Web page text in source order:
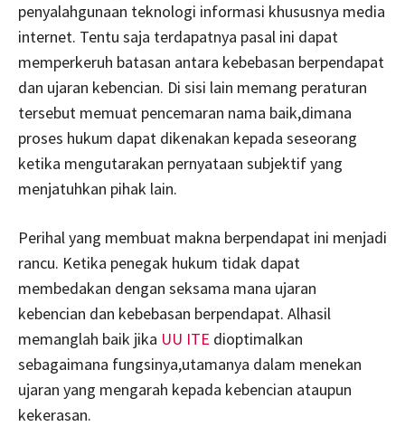
penyalahgunaan teknologi informasi khususnya media
internet. Tentu saja terdapatnya pasal ini dapat
memperkeruh batasan antara kebebasan berpendapat
dan ujaran kebencian. Di sisi lain memang peraturan
tersebut memuat pencemaran nama baik,dimana
proses hukum dapat dikenakan kepada seseorang
ketika mengutarakan pernyataan subjektif yang
menjatuhkan pihak lain.
Perihal yang membuat makna berpendapat ini menjadi
rancu. Ketika penegak hukum tidak dapat
membedakan dengan seksama mana ujaran
kebencian dan kebebasan berpendapat. Alhasil
memanglah baik jika UU ITE dioptimalkan
sebagaimana fungsinya,utamanya dalam menekan
ujaran yang mengarah kepada kebencian ataupun
kekerasan.